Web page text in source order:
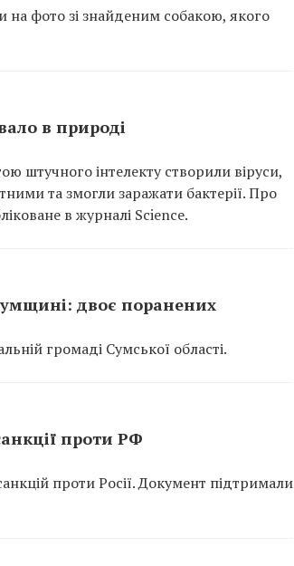
на фото зі знайденим собакою, якого
в природі
штучного інтелекту створили віруси,
та змогли заражати бактерії. Про
в журналі Science.
двоє поранених
громаді Сумської області.
проти РФ
проти Росії. Документ підтримали